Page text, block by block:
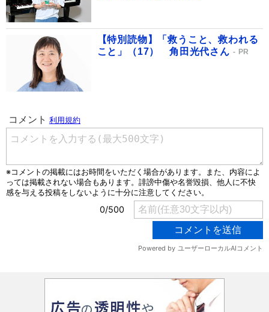
【特別読物】「救うこと、救われる
こと」（17） 角田光代さん
PR